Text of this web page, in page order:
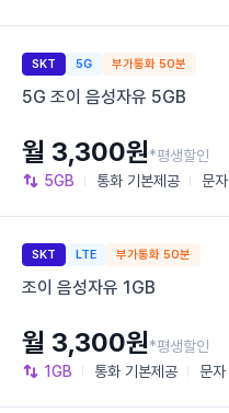
SKT 5G 부가통화 50분
5G 조이 음성자유 5GB
5GB 통화 기본제공 문자
월 3,300원*평생할인
SKT LTE 부가통화 50분
조이 음성자유 1GB
1GB 통화 기본제공 문자
월 3,300원*평생할인